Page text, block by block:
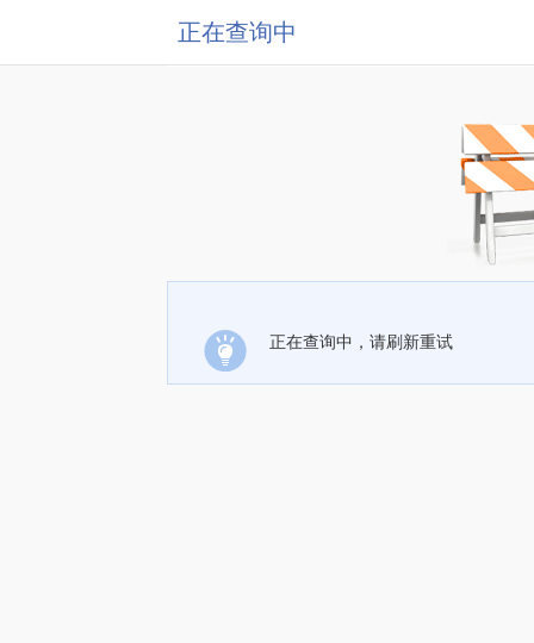
正在查询中
正在查询中，请刷新重试